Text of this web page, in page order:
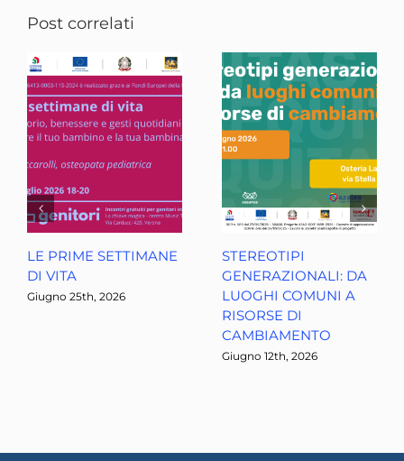
Post correlati
LE PRIME SETTIMANE
DI VITA
Giugno 25th, 2026
STEREOTIPI
GENERAZIONALI: DA
LUOGHI COMUNI A
RISORSE DI
CAMBIAMENTO
Giugno 12th, 2026